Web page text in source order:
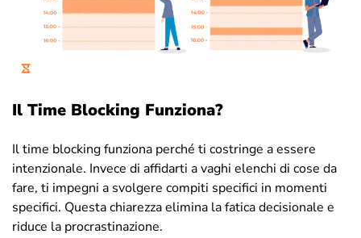
Il Time Blocking Funziona?
Il time blocking funziona perché ti costringe a essere
intenzionale. Invece di affidarti a vaghi elenchi di cose da
fare, ti impegni a svolgere compiti specifici in momenti
specifici. Questa chiarezza elimina la fatica decisionale e
riduce la procrastinazione.